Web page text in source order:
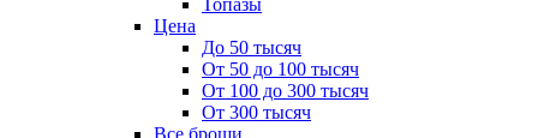
Топазы
Цена
До 50 тысяч
От 50 до 100 тысяч
От 100 до 300 тысяч
От 300 тысяч
Все броши